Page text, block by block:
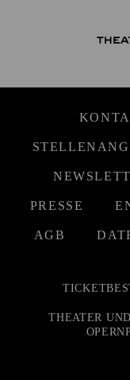
PRESSE
AGB
THEATER